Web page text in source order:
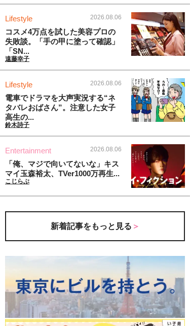
Lifestyle 2026.08.06
コスメ4万点を試した美容プロの
失敗談。「手の甲に塗って確認」
「SN...
遠藤幸子
Lifestyle 2026.08.06
電車でドラマを大声実況する“ネ
タバレおばさん”。注意した女子
高生の...
鈴木詩子
Entertainment 2026.08.06
「俺、マジで向いてないな」キス
マイ玉森裕太、TVer1000万再生...
こじらぶ
新着記事をもっと見る